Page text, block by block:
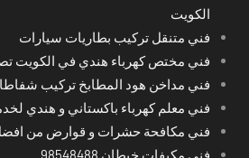
الكويت
فني متنقل تركيب بطاريات سيارات
فني مختص كهرباء هندي في الكويت
فني مداخن هود المطابخ تركيب
فني معلم كهرباء باكستاني و هندي
فني مكافحة حشرات و قوارض من
فني مكيفات خيطان 98548488